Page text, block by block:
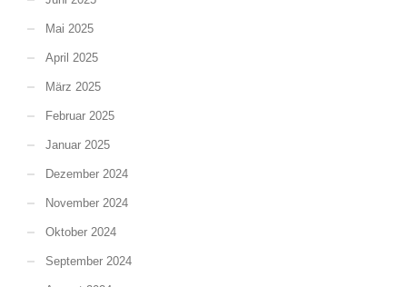
Mai 2025
April 2025
März 2025
Februar 2025
Januar 2025
Dezember 2024
November 2024
Oktober 2024
September 2024